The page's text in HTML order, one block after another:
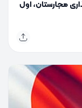
مجارستان، اول